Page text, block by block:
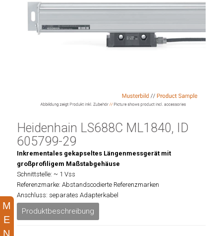
Heidenhain LS688C ML1840, ID
605799-29
Inkrementales gekapseltes Längenmessgerät mit
großprofiligem Maßstabgehäuse
Schnittstelle: ~ 1 Vss
Referenzmarke: Abstandscodierte Referenzmarken
Anschluss: separates Adapterkabel
Produktbeschreibung